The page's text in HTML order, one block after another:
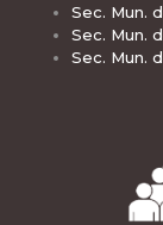
Sec. Mun.
Sec. Mun.
Sec. Mun.